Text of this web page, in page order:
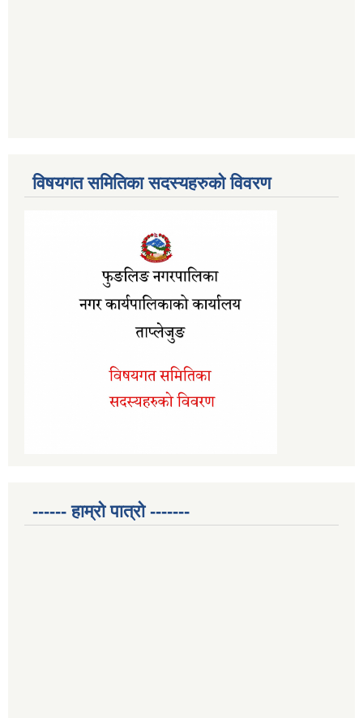
विषयगत समितिका सदस्यहरुको विवरण
------ हाम्रो पात्रो -------